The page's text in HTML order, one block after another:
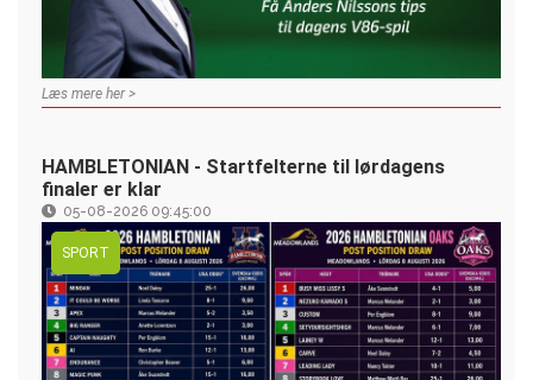
Læs mere her >
HAMBLETONIAN - Startfelterne til lørdagens
finaler er klar
05-08-2026 09:45:00
SPORT